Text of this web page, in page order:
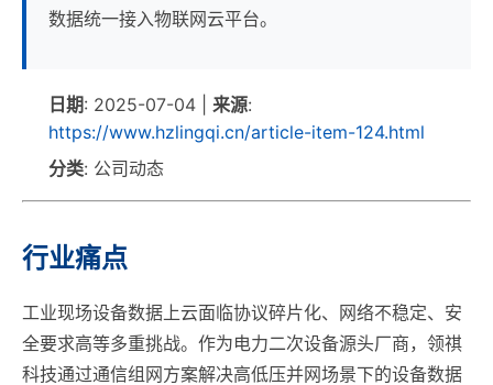
数据统一接入物联网云平台。
日期: 2025-07-04 | 来源:
https://www.hzlingqi.cn/article-item-124.html
分类: 公司动态
行业痛点
工业现场设备数据上云面临协议碎片化、网络不稳定、安
全要求高等多重挑战。作为电力二次设备源头厂商，领祺
科技通过通信组网方案解决高低压并网场景下的设备数据